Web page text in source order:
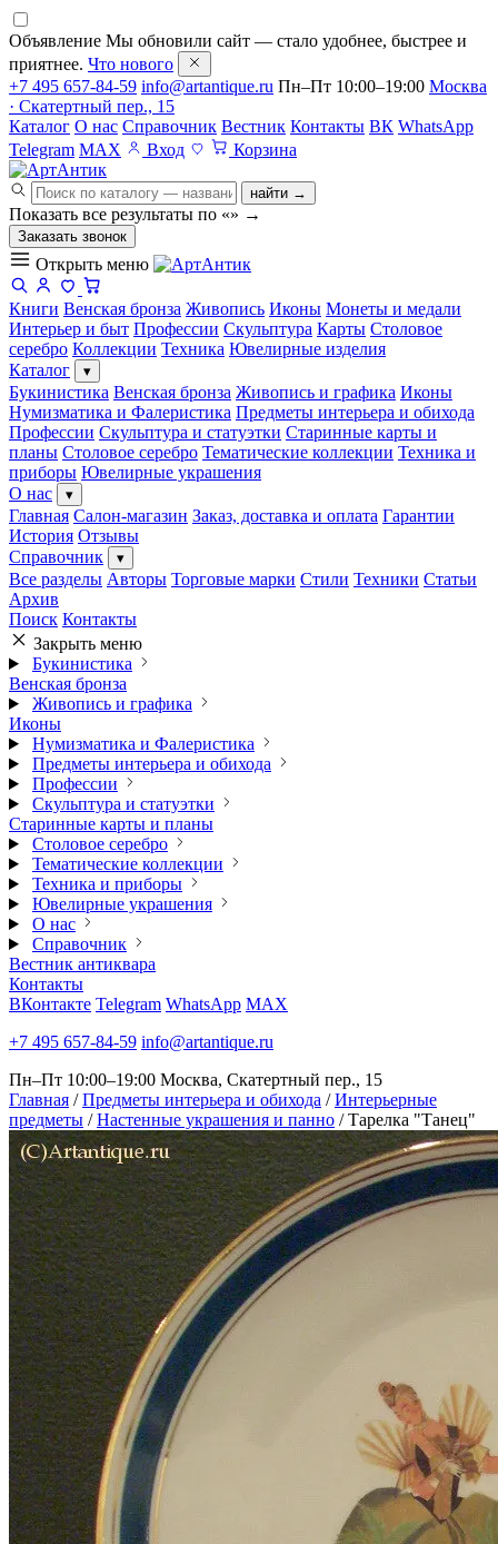
Объявление Мы обновили сайт — стало удобнее, быстрее и
приятнее. Что нового
+7 495 657-84-59 info@artantique.ru Пн–Пт 10:00–19:00 Москва
· Скатертный пер., 15
Каталог О нас Справочник Вестник Контакты ВК WhatsApp
Telegram MAX Вход Корзина
найти →
Показать все результаты по «» →
Заказать звонок
Открыть меню
Книги Венская бронза Живопись Иконы Монеты и медали
Интерьер и быт Профессии Скульптура Карты Столовое
серебро Коллекции Техника Ювелирные изделия
Каталог
▾
Букинистика Венская бронза Живопись и графика Иконы
Нумизматика и Фалеристика Предметы интерьера и обихода
Профессии Скульптура и статуэтки Старинные карты и
планы Столовое серебро Тематические коллекции Техника и
приборы Ювелирные украшения
О нас
▾
Главная Салон-магазин Заказ, доставка и оплата Гарантии
История Отзывы
Справочник
▾
Все разделы Авторы Торговые марки Стили Техники Статьи
Архив
Поиск Контакты
Закрыть меню
Букинистика
Венская бронза
Живопись и графика
Иконы
Нумизматика и Фалеристика
Предметы интерьера и обихода
Профессии
Скульптура и статуэтки
Старинные карты и планы
Столовое серебро
Тематические коллекции
Техника и приборы
Ювелирные украшения
О нас
Справочник
Вестник антиквара
Контакты
ВКонтакте Telegram WhatsApp MAX
+7 495 657-84-59 info@artantique.ru
Пн–Пт 10:00–19:00 Москва, Скатертный пер., 15
Главная / Предметы интерьера и обихода / Интерьерные
предметы / Настенные украшения и панно / Тарелка "Танец"